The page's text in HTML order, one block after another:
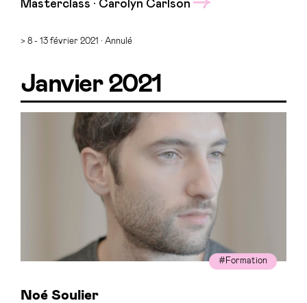
Masterclass · Carolyn Carlson
> 8 - 13 février 2021 · Annulé
Janvier 2021
#Formation
Noé Soulier